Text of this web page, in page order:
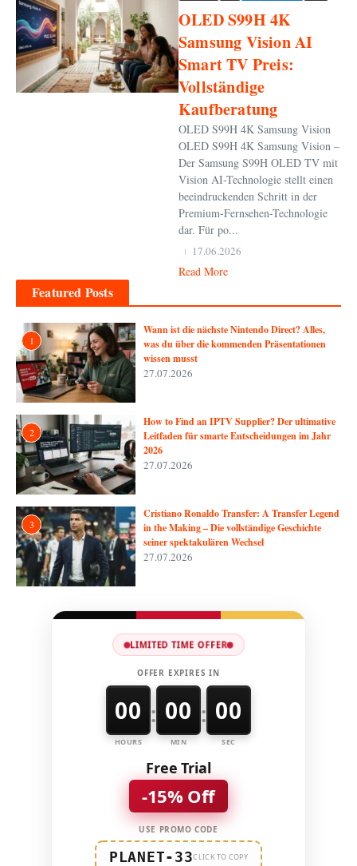
OLED S99H 4K
Samsung Vision AI
Smart TV Preis:
Vollständige
Kaufberatung
OLED S99H 4K Samsung Vision
OLED S99H 4K Samsung Vision –
Der Samsung S99H OLED TV mit
Vision AI-Technologie stellt einen
beeindruckenden Schritt in der
Premium-Fernsehen-Technologie
dar. Für po...
17.06.2026
Read More
Featured Posts
1
Wann ist die nächste Nintendo Direct? Alles,
was du über die kommenden Präsentationen
wissen musst
27.07.2026
2
How to Find an IPTV Supplier? Der ultimative
Leitfaden für smarte Entscheidungen im Jahr
2026
27.07.2026
3
Cristiano Ronaldo Transfer: A Transfer Legend
in the Making – Die vollständige Geschichte
seiner spektakulären Wechsel
27.07.2026
LIMITED TIME OFFER
OFFER EXPIRES IN
00
HOURS
: 00
MIN
: 00
SEC
Free Trial
-15% Off
USE PROMO CODE
PLANET-33CLICK TO COPY